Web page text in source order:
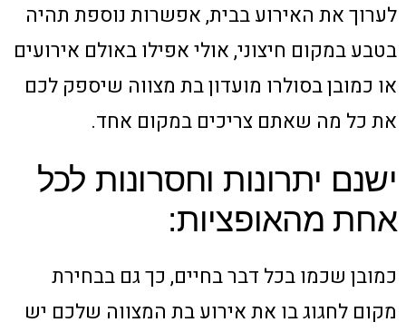
לערוך את האירוע בבית, אפשרות נוספת תהיה
בטבע במקום חיצוני, אולי אפילו באולם אירועים
או כמובן בסולרו מועדון בת מצווה שיספק לכם
את כל מה שאתם צריכים במקום אחד.
ישנם יתרונות וחסרונות לכל
אחת מהאופציות:
כמובן שכמו בכל דבר בחיים, כך גם בבחירת
מקום לחגוג בו את אירוע בת המצווה שלכם יש